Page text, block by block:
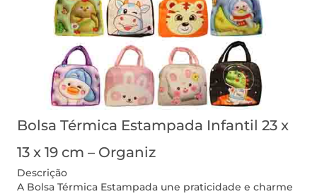
Bolsa Térmica Estampada Infantil 23 x
13 x 19 cm – Organiz
Descrição
A Bolsa Térmica Estampada une praticidade e charme